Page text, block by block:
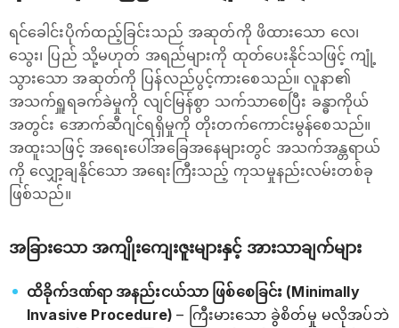
ရင်ခေါင်းပိုက်ထည့်ခြင်းသည် အဆုတ်ကို ဖိထားသော လေ၊
သွေး၊ ပြည် သို့မဟုတ် အရည်များကို ထုတ်ပေးနိုင်သဖြင့် ကျုံ့
သွားသော အဆုတ်ကို ပြန်လည်ပွင့်ကားစေသည်။ လူနာ၏
အသက်ရှူရခက်ခဲမှုကို လျင်မြန်စွာ သက်သာစေပြီး ခန္ဓာကိုယ်
အတွင်း အောက်ဆီဂျင်ရရှိမှုကို တိုးတက်ကောင်းမွန်စေသည်။
အထူးသဖြင့် အရေးပေါ်အခြေအနေများတွင် အသက်အန္တရာယ်
ကို လျှော့ချနိုင်သော အရေးကြီးသည့် ကုသမှုနည်းလမ်းတစ်ခု
ဖြစ်သည်။
အခြားသော အကျိုးကျေးဇူးများနှင့် အားသာချက်များ
ထိခိုက်ဒဏ်ရာ အနည်းငယ်သာ ဖြစ်စေခြင်း (Minimally
Invasive Procedure)– ကြီးမားသော ခွဲစိတ်မှု မလိုအပ်ဘဲ